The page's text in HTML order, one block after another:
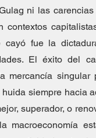
ni las
contextos
cayó fue la
El éxito del
mercancía
siempre hacia
superador, o
macroeconomía